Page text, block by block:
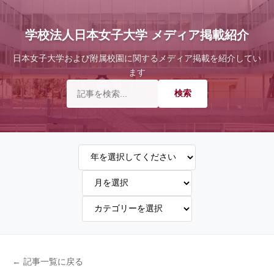
学校法人日本女子大学 メディア掲載紹介
日本女子大学および附属校園に関するメディア掲載を紹介してい
ます
← 記事一覧に戻る